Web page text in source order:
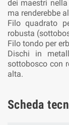
dei maestri
ma renderebbe
Filo quadrato
robusta
Filo tondo per
Dischi in
sottobosco con
alta.
Scheda